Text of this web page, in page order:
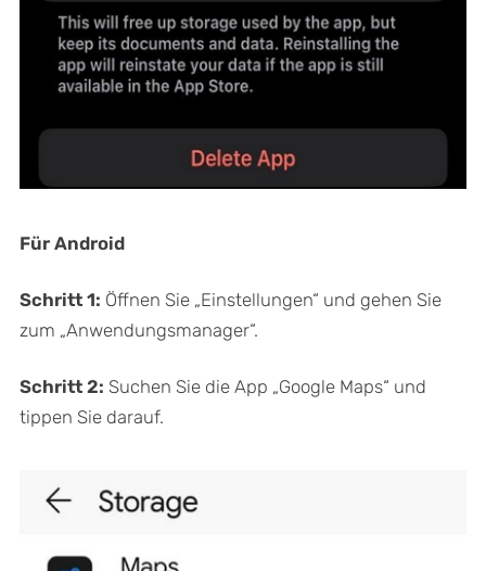
Für Android
Schritt 1: Öffnen Sie „Einstellungen“ und gehen Sie
zum „Anwendungsmanager“.
Schritt 2: Suchen Sie die App „Google Maps“ und
tippen Sie darauf.